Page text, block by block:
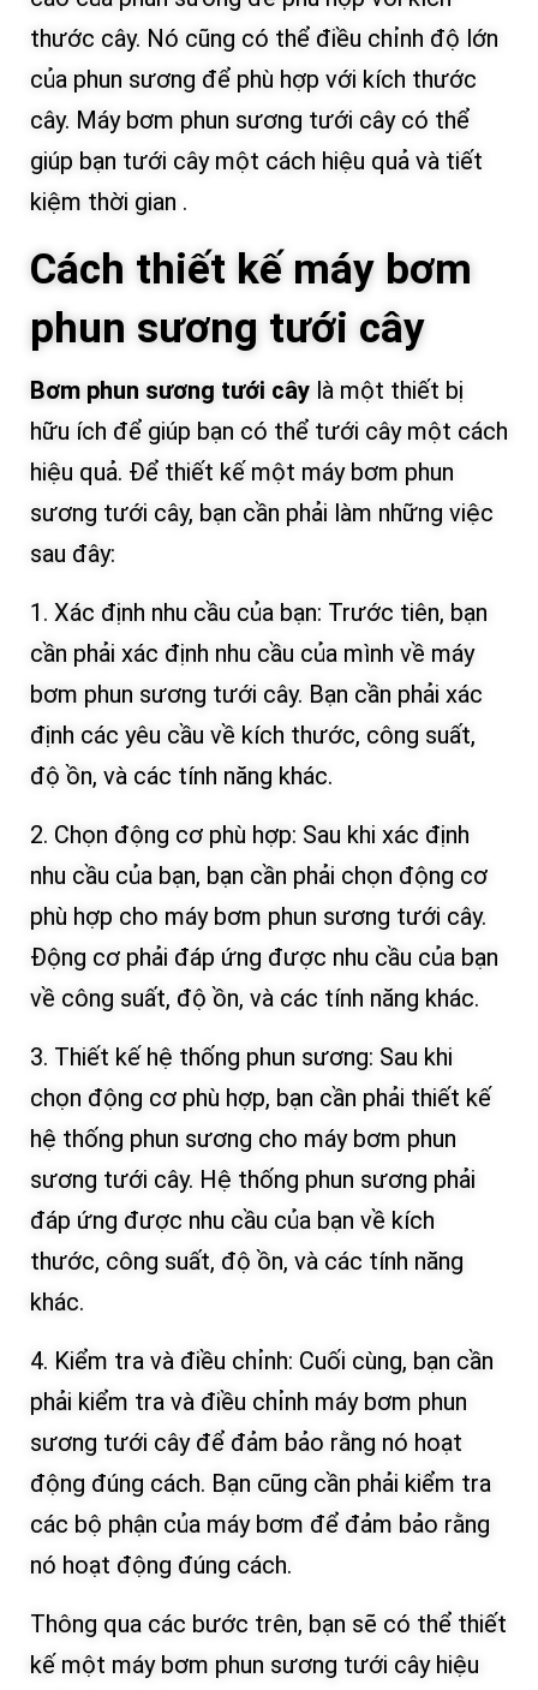
thước cây. Nó cũng có thể điều chỉnh độ lớn
của phun sương để phù hợp với kích thước
cây. Máy bơm phun sương tưới cây có thể
giúp bạn tưới cây một cách hiệu quả và tiết
kiệm thời gian .
Cách thiết kế máy bơm
phun sương tưới cây
Bơm phun sương tưới cây là một thiết bị
hữu ích để giúp bạn có thể tưới cây một cách
hiệu quả. Để thiết kế một máy bơm phun
sương tưới cây, bạn cần phải làm những việc
sau đây:
1. Xác định nhu cầu của bạn: Trước tiên, bạn
cần phải xác định nhu cầu của mình về máy
bơm phun sương tưới cây. Bạn cần phải xác
định các yêu cầu về kích thước, công suất,
độ ồn, và các tính năng khác.
2. Chọn động cơ phù hợp: Sau khi xác định
nhu cầu của bạn, bạn cần phải chọn động cơ
phù hợp cho máy bơm phun sương tưới cây.
Động cơ phải đáp ứng được nhu cầu của bạn
về công suất, độ ồn, và các tính năng khác.
3. Thiết kế hệ thống phun sương: Sau khi
chọn động cơ phù hợp, bạn cần phải thiết kế
hệ thống phun sương cho máy bơm phun
sương tưới cây. Hệ thống phun sương phải
đáp ứng được nhu cầu của bạn về kích
thước, công suất, độ ồn, và các tính năng
khác.
4. Kiểm tra và điều chỉnh: Cuối cùng, bạn cần
phải kiểm tra và điều chỉnh máy bơm phun
sương tưới cây để đảm bảo rằng nó hoạt
động đúng cách. Bạn cũng cần phải kiểm tra
các bộ phận của máy bơm để đảm bảo rằng
nó hoạt động đúng cách.
Thông qua các bước trên, bạn sẽ có thể thiết
kế một máy bơm phun sương tưới cây hiệu